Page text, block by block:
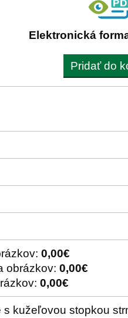
Elektronická
Pridať do
0,00€
obrázkov: 0,00€
0,00€
kužeľovou stopkou